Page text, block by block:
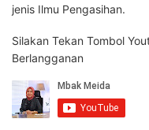
jenis Ilmu Pengasihan.
Silakan Tekan Tombol
Berlangganan